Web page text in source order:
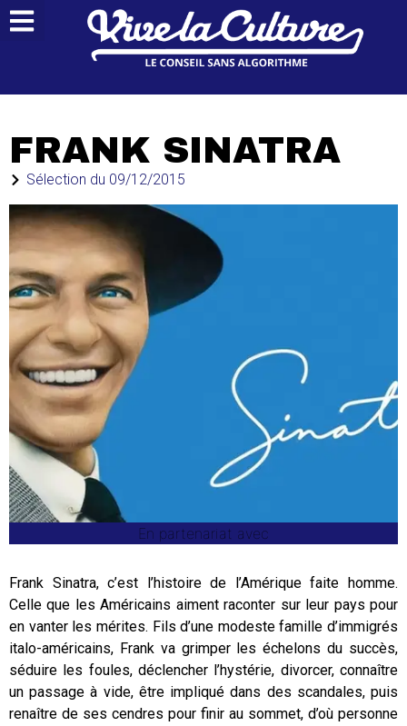
FRANK SINATRA
Sélection du 09/12/2015
En partenariat avec
Frank Sinatra, c’est l’histoire de l’Amérique faite homme.
Celle que les Américains aiment raconter sur leur pays pour
en vanter les mérites. Fils d’une modeste famille d’immigrés
italo-américains, Frank va grimper les échelons du succès,
séduire les foules, déclencher l’hystérie, divorcer, connaître
un passage à vide, être impliqué dans des scandales, puis
renaître de ses cendres pour finir au sommet, d’où personne